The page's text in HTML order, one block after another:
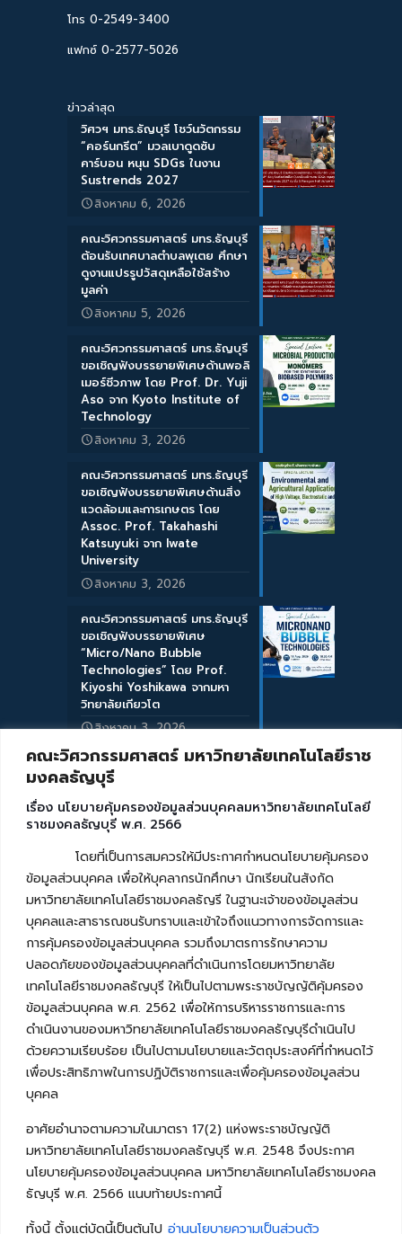
คณะวิศวกรรมศาสตร์ มหาวิทยาลัยเทคโนโลยีราช
มงคลธัญบุรี
เรื่อง นโยบายคุ้มครองข้อมูลส่วนบุคคลมหาวิทยาลัยเทคโนโลยี
ราชมงคลธัญบุรี พ.ศ. 2566
โดยที่เป็นการสมควรให้มีประกาศกำหนดนโยบายคุ้มครอง
ข้อมูลส่วนบุคคล เพื่อให้บุคลากรนักศึกษา นักเรียนในสังกัด
มหาวิทยาลัยเทคโนโลยีราชมงคลธัญรี ในฐานะเจ้าของข้อมูลส่วน
บุคคลและสาธารณชนรับทราบและเข้าใจถึงแนวทางการจัดการและ
การคุ้มครองข้อมูลส่วนบุคคล รวมถึงมาตรการรักษาความ
ปลอดภัยของข้อมูลส่วนบุคคลที่ดำเนินการโดยมหาวิทยาลัย
เทคโนโลยีราชมงคลธัญบุรี ให้เป็นไปตามพระราชบัญญัติคุ้มครอง
ข้อมูลส่วนบุคคล พ.ศ. 2562 เพื่อให้การบริหารราชการและการ
ดำเนินงานของมหาวิทยาลัยเทคโนโลยีราชมงคลธัญบุรีดำเนินไป
ด้วยความเรียบร้อย เป็นไปตามนโยบายและวัตถุประสงค์ที่กำหนดไว้
เพื่อประสิทธิภาพในการปฏิบัติราชการและเพื่อคุ้มครองข้อมูลส่วน
บุคคล
อาศัยอำนาจตามความในมาตรา 17(2) แห่งพระราชบัญญัติ
มหาวิทยาลัยเทคโนโลยีราชมงคลธัญบุรี พ.ศ. 2548 จึงประกาศ
นโยบายคุ้มครองข้อมูลส่วนบุคคล มหาวิทยาลัยเทคโนโลยีราชมงคล
ธัญบุรี พ.ศ. 2566 แนบท้ายประกาศนี้
ทั้งนี้ ตั้งแต่บัดนี้เป็นต้นไป อ่านนโยบายความเป็นส่วนตัว
โทร 0-2549-3400
แฟกซ์ 0-2577-5026
ข่าวล่าสุด
วิศวฯ มทร.ธัญบุรี โชว์นวัตกรรม
“คอร์นกรีต” มวลเบาดูดซับ
คาร์บอน หนุน SDGs ในงาน
Sustrends 2027
สิงหาคม 6, 2026
คณะวิศวกรรมศาสตร์ มทร.ธัญบุรี
ต้อนรับเทศบาลตำบลพุเตย ศึกษา
ดูงานแปรรูปวัสดุเหลือใช้สร้าง
มูลค่า
สิงหาคม 5, 2026
คณะวิศวกรรมศาสตร์ มทร.ธัญบุรี
ขอเชิญฟังบรรยายพิเศษด้านพอลิ
เมอร์ชีวภาพ โดย Prof. Dr. Yuji
Aso จาก Kyoto Institute of
Technology
สิงหาคม 3, 2026
คณะวิศวกรรมศาสตร์ มทร.ธัญบุรี
ขอเชิญฟังบรรยายพิเศษด้านสิ่ง
แวดล้อมและการเกษตร โดย
Assoc. Prof. Takahashi
Katsuyuki จาก Iwate
University
สิงหาคม 3, 2026
คณะวิศวกรรมศาสตร์ มทร.ธัญบุรี
ขอเชิญฟังบรรยายพิเศษ
“Micro/Nano Bubble
Technologies” โดย Prof.
Kiyoshi Yoshikawa จากมหา
วิทยาลัยเกียวโต
สิงหาคม 3, 2026